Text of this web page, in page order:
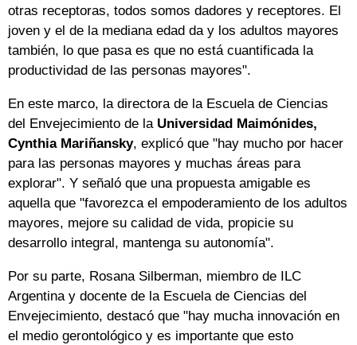
otras receptoras, todos somos dadores y receptores. El
joven y el de la mediana edad da y los adultos mayores
también, lo que pasa es que no está cuantificada la
productividad de las personas mayores".
En este marco, la directora de la Escuela de Ciencias
del Envejecimiento de la Universidad Maimónides,
Cynthia Mariñansky, explicó que "hay mucho por hacer
para las personas mayores y muchas áreas para
explorar". Y señaló que una propuesta amigable es
aquella que "favorezca el empoderamiento de los adultos
mayores, mejore su calidad de vida, propicie su
desarrollo integral, mantenga su autonomía".
Por su parte, Rosana Silberman, miembro de ILC
Argentina y docente de la Escuela de Ciencias del
Envejecimiento, destacó que "hay mucha innovación en
el medio gerontológico y es importante que esto